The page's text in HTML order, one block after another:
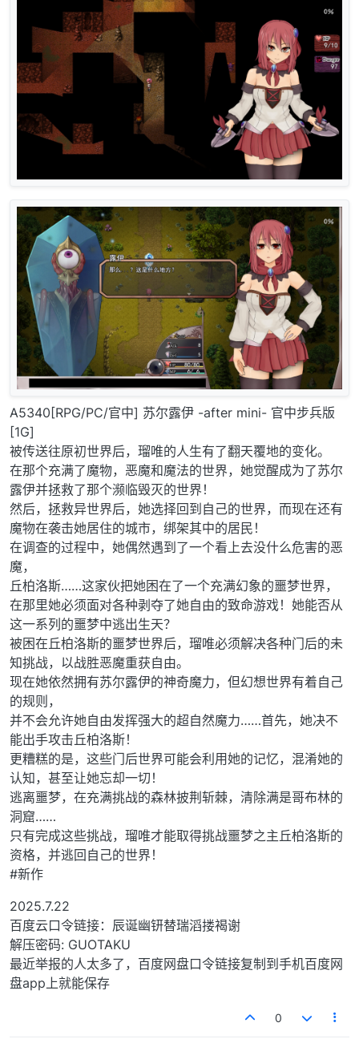
A5340[RPG/PC/官中] 苏尔露伊 -after mini- 官中步兵版
[1G]
被传送往原初世界后，瑠唯的人生有了翻天覆地的变化。
在那个充满了魔物，恶魔和魔法的世界，她觉醒成为了苏尔
露伊并拯救了那个濒临毁灭的世界！
然后，拯救异世界后，她选择回到自己的世界，而现在还有
魔物在袭击她居住的城市，绑架其中的居民！
在调查的过程中，她偶然遇到了一个看上去没什么危害的恶
魔，
丘柏洛斯……这家伙把她困在了一个充满幻象的噩梦世界，
在那里她必须面对各种剥夺了她自由的致命游戏！她能否从
这一系列的噩梦中逃出生天？
被困在丘柏洛斯的噩梦世界后，瑠唯必须解决各种门后的未
知挑战，以战胜恶魔重获自由。
现在她依然拥有苏尔露伊的神奇魔力，但幻想世界有着自己
的规则，
并不会允许她自由发挥强大的超自然魔力……首先，她决不
能出手攻击丘柏洛斯！
更糟糕的是，这些门后世界可能会利用她的记忆，混淆她的
认知，甚至让她忘却一切！
逃离噩梦，在充满挑战的森林披荆斩棘，清除满是哥布林的
洞窟……
只有完成这些挑战，瑠唯才能取得挑战噩梦之主丘柏洛斯的
资格，并逃回自己的世界！
#新作
2025.7.22
百度云口令链接：辰诞幽钘替瑞滔搂褐谢
解压密码: GUOTAKU
最近举报的人太多了，百度网盘口令链接复制到手机百度网
盘app上就能保存
0